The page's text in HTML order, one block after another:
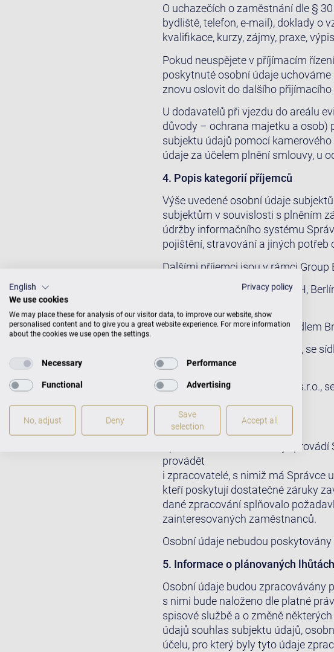
O uchazečích o zaměstnání dle §
bydliště, telefon, e-mail), doklady o
kvalifikace, kurzy, zájmy, praxe, výpis
Pokud neuspějete v příjímacím
poskytnuté osobní údaje
znovu oslovit do dalšího
U dodavatelů při vjezdu do areálu
důvody – ochrana majetku a osob)
subjektu údajů pomocí
údaje za účelem plnění smlouvy, u
4. Popis kategorií příjemců
Výše uvedené osobní údaje
subjektům v souvislosti s plněním
údržby informačního systému
pojištění, stravování a jiných potřeb
Dalšími příjemci jsou v rámci Group
C. Bechstein Pianoforte GmbH,
C. BECHSTEIN CZ s.r.o., se sídlem
C. Bechstein Renovation s.r.o., se
62 369,
C. Bechstein Centrum Praha s.r.o.,
Zpracování osobních údajů
provádět
i zpracovatelé, s nimiž má Správce
kteří poskytují dostatečné záruky
dané zpracování splňovalo
zainteresovaných zaměstnanců.
Osobní údaje nebudou
5. Informace o plánovaných
Osobní údaje budou zpracovávány
s nimi bude naloženo dle platné
spisové službě a o změně
údajů souhlas subjektu údajů,
účelu, pro který byly tyto údaje
English
Privacy policy
We use cookies
We may place these for analysis of our visitor data, to improve our website, show
personalised content and to give you a great website experience. For more information
about the cookies we use open the settings.
Necessary Performance
Functional Advertising
No, adjust Deny
Save
selection
Accept all